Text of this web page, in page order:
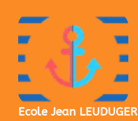
Ecole Jean LEUDUGER